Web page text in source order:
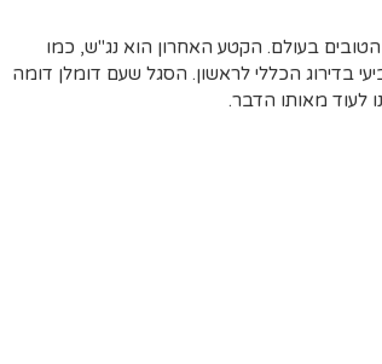
בעולם. הקטע האחרון הוא נג"ש, כמו
בדירוג הכללי לראשון. הסגל שעם דומלן דומה
לעוד מאותו הדבר.